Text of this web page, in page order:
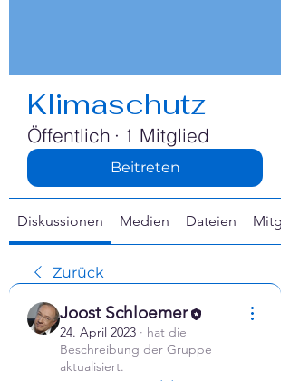
Klimaschutz
Öffentlich · 1 Mitglied
Beitreten
Diskussionen Medien Dateien
Zurück
Joost Schloemer
24. April 2023 · hat die
Beschreibung der Gruppe
aktualisiert.